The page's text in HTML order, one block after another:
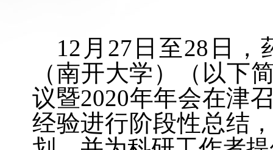
12 月 27 日至28 日，
（南开大学）（以下
议暨2020年年会在津
经验进行阶段性总结